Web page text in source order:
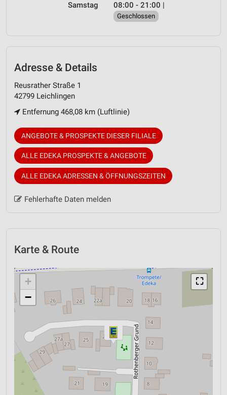
Samstag 08:00 - 21:00 |
Geschlossen
Adresse & Details
Reusrather Straße 1
42799 Leichlingen
Entfernung 468,08 km (Luftlinie)
ANGEBOTE & PROSPEKTE DIESER FILIALE
ALLE EDEKA PROSPEKTE & ANGEBOTE
ALLE EDEKA ADRESSEN & ÖFFNUNGSZEITEN
Fehlerhafte Daten melden
Karte & Route
⛶
+
−